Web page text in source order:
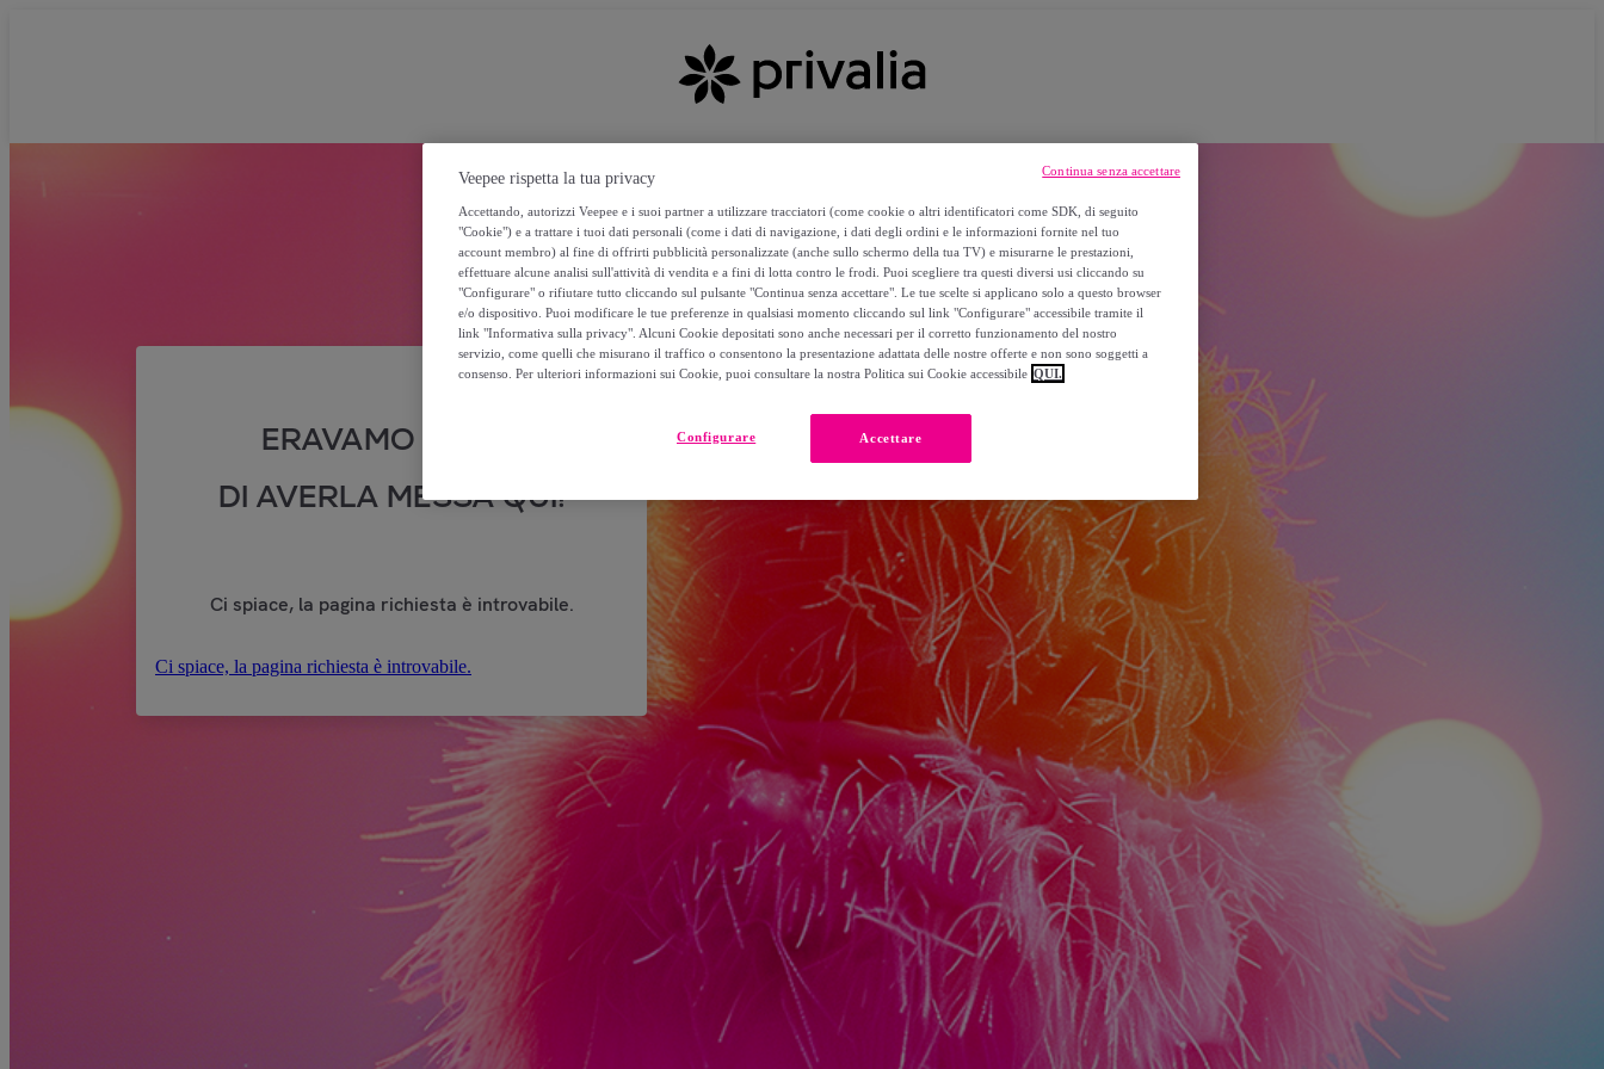
ERAVAMO SICURI
DI AVERLA MESSA QUI!
Ci spiace, la pagina richiesta è introvabile.
Ci spiace, la pagina richiesta è introvabile.
Veepee rispetta la tua privacy
Accettando, autorizzi Veepee e i suoi partner a utilizzare tracciatori (come cookie o altri identificatori come SDK, di seguito
"Cookie") e a trattare i tuoi dati personali (come i dati di navigazione, i dati degli ordini e le informazioni fornite nel tuo
account membro) al fine di offrirti pubblicità personalizzate (anche sullo schermo della tua TV) e misurarne le prestazioni,
effettuare alcune analisi sull'attività di vendita e a fini di lotta contro le frodi. Puoi scegliere tra questi diversi usi cliccando su
"Configurare" o rifiutare tutto cliccando sul pulsante "Continua senza accettare". Le tue scelte si applicano solo a questo browser
e/o dispositivo. Puoi modificare le tue preferenze in qualsiasi momento cliccando sul link "Configurare" accessibile tramite il
link "Informativa sulla privacy". Alcuni Cookie depositati sono anche necessari per il corretto funzionamento del nostro
servizio, come quelli che misurano il traffico o consentono la presentazione adattata delle nostre offerte e non sono soggetti a
consenso. Per ulteriori informazioni sui Cookie, puoi consultare la nostra Politica sui Cookie accessibile QUI.
Accettare
Configurare
Continua senza accettare